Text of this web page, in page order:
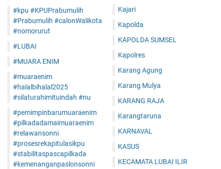
#kpu #KPUPrabumulih
#Prabumulih #calonWalikota
#nomorurut
#LUBAI
#MUARA ENIM
#muaraenim
#halalbihalal2025
#silaturahimituindah #nu
#pemimpinbarumuaraenim
#pilkadadamaimuaraenim
#relawansonni
#prosesrekapitulasikpu
#stabilitaspascapilkada
#kemenanganpaslonsonni
Kajari
Kapolda
KAPOLDA SUMSEL
Kapolres
Karang Agung
Karang Mulya
KARANG RAJA
Karangtaruna
KARNAVAL
KASUS
KECAMATA LUBAI ILIR